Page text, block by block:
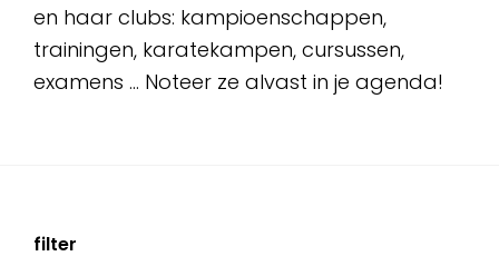
en haar clubs: kampioenschappen,
trainingen, karatekampen, cursussen,
examens … Noteer ze alvast in je agenda!
filter